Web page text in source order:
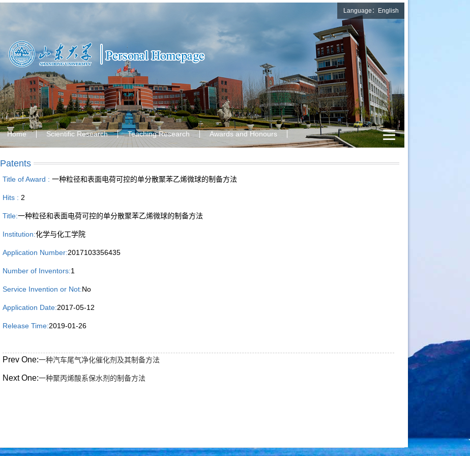
Language：English
Home Scientific Research Teaching Research Awards and Honours
Patents
Title of Award : 一种粒径和表面电荷可控的单分散聚苯乙烯微球的制备方法
Hits : 2
Title:一种粒径和表面电荷可控的单分散聚苯乙烯微球的制备方法
Institution:化学与化工学院
Application Number:2017103356435
Number of Inventors:1
Service Invention or Not:No
Application Date:2017-05-12
Release Time:2019-01-26
Prev One:一种汽车尾气净化催化剂及其制备方法
Next One:一种聚丙烯酸系保水剂的制备方法